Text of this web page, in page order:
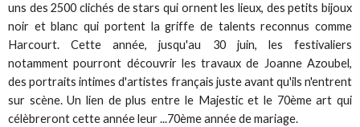
uns des 2500 clichés de stars qui ornent les lieux, des petits bijoux
noir et blanc qui portent la griffe de talents reconnus comme
Harcourt. Cette année, jusqu'au 30 juin, les festivaliers
notamment pourront découvrir les travaux de Joanne Azoubel,
des portraits intimes d'artistes français juste avant qu'ils n'entrent
sur scène. Un lien de plus entre le Majestic et le 70ème art qui
célèbreront cette année leur ...70ème année de mariage.